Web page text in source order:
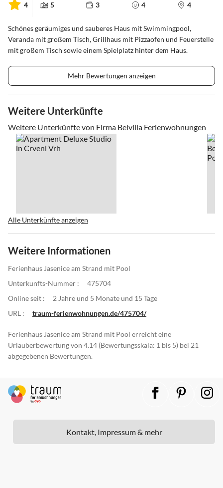
4 5 3 4 4
Schönes geräumiges und sauberes Haus mit Swimmingpool,
Veranda mit großem Tisch, Grillhaus mit Pizzaofen und Feuerstelle
mit großem Tisch sowie einem Spielplatz hinter dem Haus.
Mehr Bewertungen anzeigen
Weitere Unterkünfte
Weitere Unterkünfte von Firma Belvilla Ferienwohnungen
Alle Unterkünfte anzeigen
Weitere Informationen
Ferienhaus Jasenice am Strand mit Pool
Unterkunfts-Nummer :
475704
Online seit :
2 Jahre und 5 Monate und 15 Tage
URL :
traum-ferienwohnungen.de/475704/
Ferienhaus Jasenice am Strand mit Pool erreicht eine
Urlauberbewertung von 4.14 (Bewertungsskala: 1 bis 5) bei 21
abgegebenen Bewertungen.
Kontakt, Impressum & mehr